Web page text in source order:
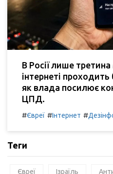
В Росії лише
інтернеті
як влада посилює
ЦПД.
#Євреї #Інтернет #
Теги
Євреї Ізраїль